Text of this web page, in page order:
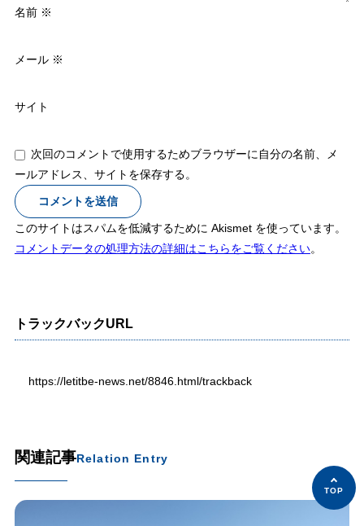
名前 ※
メール ※
サイト
次回のコメントで使用するためブラウザーに自分の名前、メ
ールアドレス、サイトを保存する。
このサイトはスパムを低減するために Akismet を使っています。
コメントデータの処理方法の詳細はこちらをご覧ください。
トラックバックURL
https://letitbe-news.net/8846.html/trackback
関連記事Relation Entry